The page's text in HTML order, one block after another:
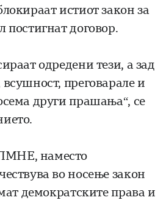
истиот закон за
постигнат договор.
одредени тези, а зад
преговарале и
други прашања“, се
наместо
во носење закон
демократските права и